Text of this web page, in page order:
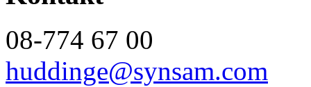
08-774 67 00
huddinge@synsam.com